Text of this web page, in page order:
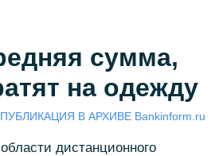
сумма,
на одежду
ПУБЛИКАЦИЯ В АРХИВЕ Bankinform.ru
дистанционного